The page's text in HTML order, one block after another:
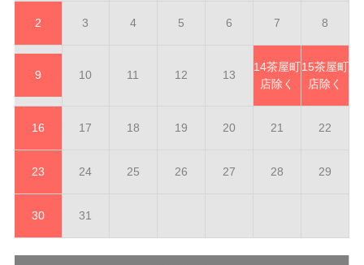
2 3 4 5 6 7 8
9 10 11 12 13
14茶屋町
店除く
15茶屋町
店除く
16 17 18 19 20 21 22
23 24 25 26 27 28 29
30 31